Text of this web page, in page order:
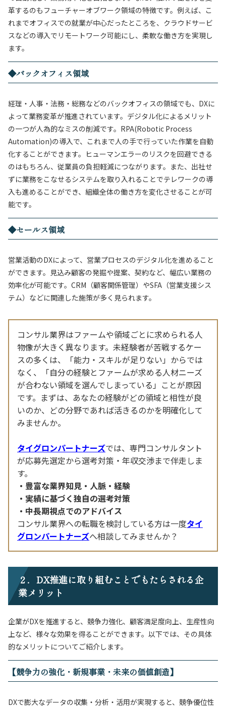
革するのもフューチャーオブワーク領域の特徴です。例えば、こ
れまでオフィスでの就業が中心だったところを、クラウドサービ
スなどの導入でリモートワーク可能にし、柔軟な働き方を実現し
ます。
◆バックオフィス領域
経理・人事・法務・総務などのバックオフィスの領域でも、DXに
よって業務変革が推進されています。デジタル化によるメリット
の一つが人為的なミスの削減です。RPA(Robotic Process
Automation)の導入で、これまで人の手で行っていた作業を自動
化することができます。ヒューマンエラーのリスクを回避できる
のはもちろん、従業員の負担軽減につながります。また、出社せ
ずに業務をこなせるシステムを取り入れることでテレワークの導
入も進めることができ、組織全体の働き方を変化させることが可
能です。
◆セールス領域
営業活動のDXによって、営業プロセスのデジタル化を進めること
ができます。見込み顧客の発掘や提案、契約など、幅広い業務の
効率化が可能です。CRM（顧客関係管理）やSFA（営業支援シス
テム）などに関連した施策が多く見られます。
コンサル業界はファームや領域ごとに求められる人
物像が大きく異なります。未経験者が苦戦するケー
スの多くは、「能力・スキルが足りない」からでは
なく、「自分の経験とファームが求める人材ニーズ
が合わない領域を選んでしまっている」ことが原因
です。まずは、あなたの経験がどの領域と相性が良
いのか、どの分野であれば活きるのかを明確化して
みませんか。
タイグロンパートナーズでは、専門コンサルタント
が応募先選定から選考対策・年収交渉まで伴走しま
す。
豊富な業界知見・人脈・経験
実績に基づく独自の選考対策
中長期視点でのアドバイス
コンサル業界への転職を検討している方は一度タイ
グロンパートナーズへ相談してみませんか？
２．DX推進に取り組むことでもたらされる企
業メリット
企業がDXを推進すると、競争力強化、顧客満足度向上、生産性向
上など、様々な効果を得ることができます。以下では、その具体
的なメリットについてご紹介します。
【競争力の強化・新規事業・未来の価値創造】
DXで膨大なデータの収集・分析・活用が実現すると、競争優位性